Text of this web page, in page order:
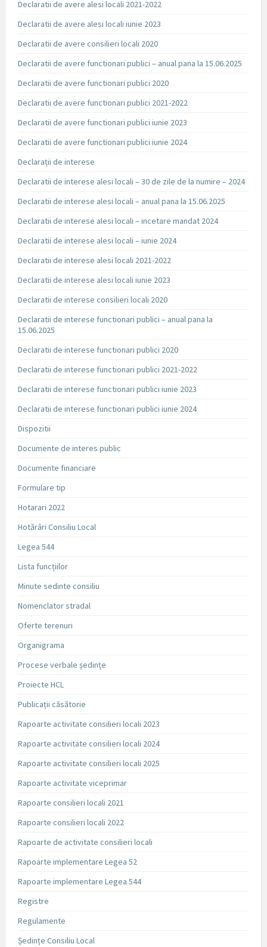
Declaratii de avere alesi locali 2021-2022
Declaratii de avere alesi locali iunie 2023
Declaratii de avere consilieri locali 2020
Declaratii de avere functionari publici – anual pana la 15.06.2025
Declaratii de avere functionari publici 2020
Declaratii de avere functionari publici 2021-2022
Declaratii de avere functionari publici iunie 2023
Declaratii de avere functionari publici iunie 2024
Declarații de interese
Declaratii de interese alesi locali – 30 de zile de la numire – 2024
Declaratii de interese alesi locali – anual pana la 15.06.2025
Declaratii de interese alesi locali – incetare mandat 2024
Declaratii de interese alesi locali – iunie 2024
Declaratii de interese alesi locali 2021-2022
Declaratii de interese alesi locali iunie 2023
Declaratii de interese consilieri locali 2020
Declaratii de interese functionari publici – anual pana la
15.06.2025
Declaratii de interese functionari publici 2020
Declaratii de interese functionari publici 2021-2022
Declaratii de interese functionari publici iunie 2023
Declaratii de interese functionari publici iunie 2024
Dispozitii
Documente de interes public
Documente financiare
Formulare tip
Hotarari 2022
Hotărâri Consiliu Local
Legea 544
Lista funcțiilor
Minute sedinte consiliu
Nomenclator stradal
Oferte terenuri
Organigrama
Procese verbale ședințe
Proiecte HCL
Publicații căsătorie
Rapoarte activitate consilieri locali 2023
Rapoarte activitate consilieri locali 2024
Rapoarte activitate consilieri locali 2025
Rapoarte activitate viceprimar
Rapoarte consilieri locali 2021
Rapoarte consilieri locali 2022
Rapoarte de activitate consilieri locali
Rapoarte implementare Legea 52
Rapoarte implementare Legea 544
Registre
Regulamente
Ședințe Consiliu Local